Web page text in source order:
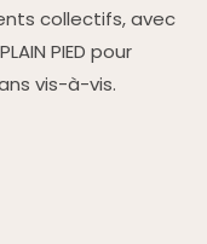
collectifs, avec
PIED pour
vis-à-vis.